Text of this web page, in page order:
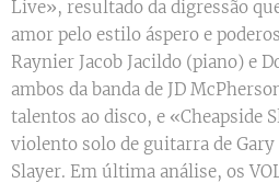
Live», resultado da digressão
amor pelo estilo áspero e
Raynier Jacob Jacildo (piano) e
ambos da banda de JD
talentos ao disco, e «Cheapside
violento solo de guitarra de
Slayer. Em última análise, os